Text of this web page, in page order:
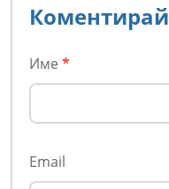
Коментирай
Име *
Email